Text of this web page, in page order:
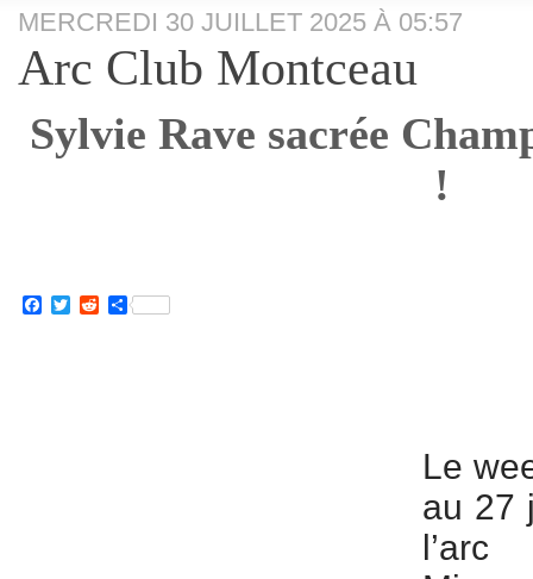
MERCREDI 30 JUILLET 2025 À 05:57
Arc Club Montceau
Sylvie Rave sacrée
!
Facebook
TwitterRedditPartager
Le
au 27